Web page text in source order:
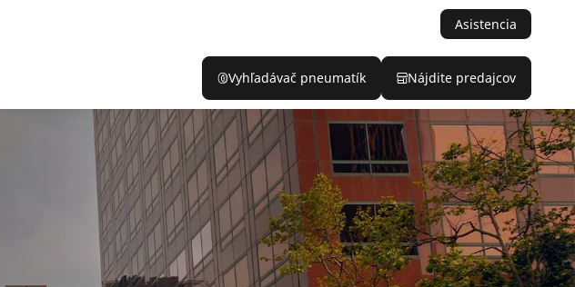
Asistencia
Vyhľadávač pneumatík Nájdite predajcov